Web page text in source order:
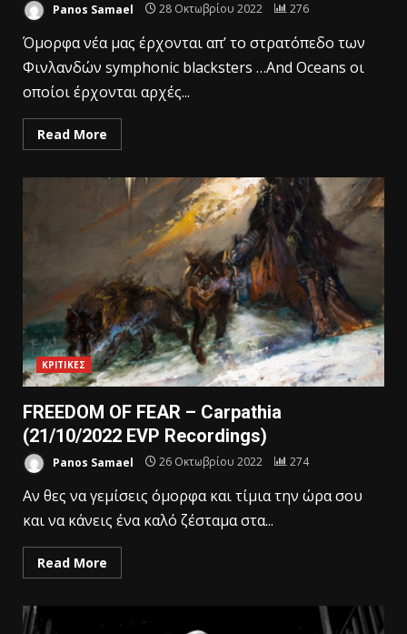
Panos Samael 28 Οκτωβρίου 2022 276
Όμορφα νέα μας έρχονται απ’ το στρατόπεδο των
Φινλανδών symphonic blacksters …And Oceans οι
οποίοι έρχονται αρχές...
Read More
ΚΡΙΤΙΚΕΣ
FREEDOM OF FEAR – Carpathia
(21/10/2022 EVP Recordings)
Panos Samael 26 Οκτωβρίου 2022 274
Αν θες να γεμίσεις όμορφα και τίμια την ώρα σου
και να κάνεις ένα καλό ζέσταμα στα...
Read More